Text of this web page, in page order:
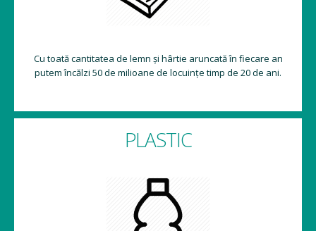
Cu toată cantitatea de lemn și hârtie aruncată în fiecare an
putem încălzi 50 de milioane de locuințe timp de 20 de ani.
PLASTIC